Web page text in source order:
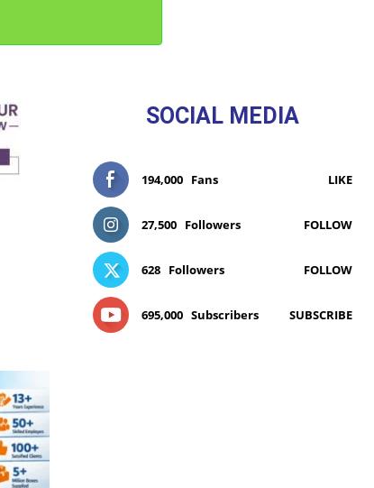
SOCIAL MEDIA
194,000 Fans LIKE
27,500 Followers FOLLOW
628 Followers FOLLOW
695,000 Subscribers SUBSCRIBE